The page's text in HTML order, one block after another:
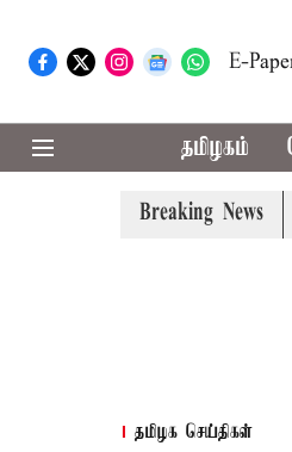
E-
தமிழகம்
Breaking News
வாபஸ் பெற்றார் சங்கீதா
தமிழக செய்திகள்